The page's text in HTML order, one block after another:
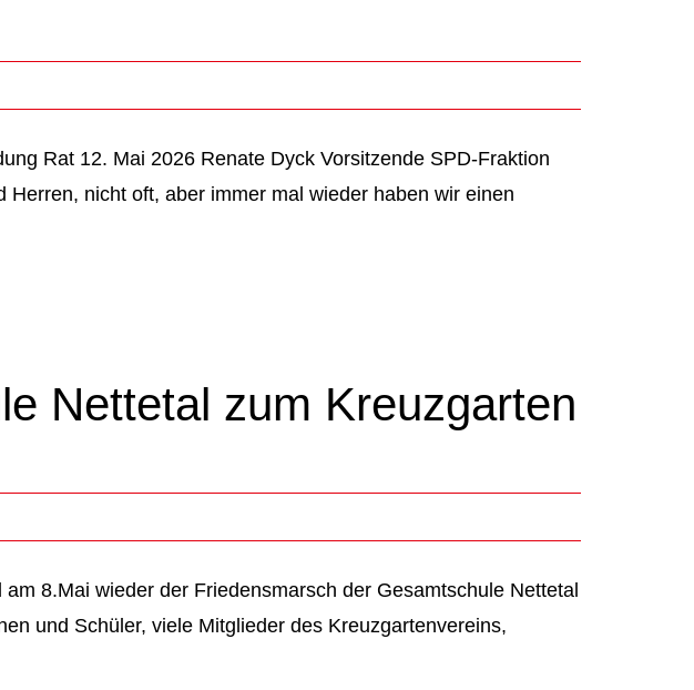
Rat 12. Mai 2026 Renate Dyck Vorsitzende SPD-Fraktion
nicht oft, aber immer mal wieder haben wir einen
Nettetal zum Kreuzgarten
8.Mai wieder der Friedensmarsch der Gesamtschule Nettetal
und Schüler, viele Mitglieder des Kreuzgartenvereins,